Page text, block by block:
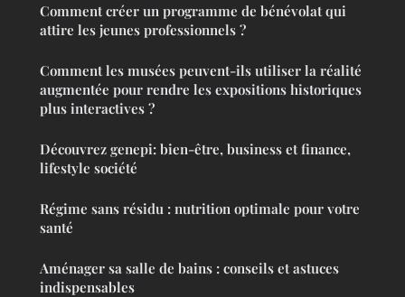
Comment créer un programme de bénévolat qui
attire les jeunes professionnels ?
Comment les musées peuvent-ils utiliser la réalité
augmentée pour rendre les expositions historiques
plus interactives ?
Découvrez genepi: bien-être, business et finance,
lifestyle société
Régime sans résidu : nutrition optimale pour votre
santé
Aménager sa salle de bains : conseils et astuces
indispensables